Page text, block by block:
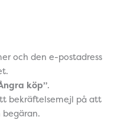
och den e-postadress
köp”.
bekräftelsemejl på att